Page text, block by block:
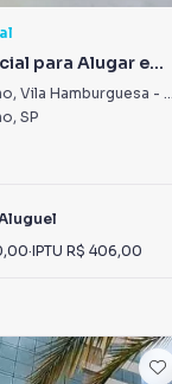
para Alugar em
- Parque Villa
, Vila Hamburguesa - Parque Villa Lobos
, SP
·IPTU R$ 406,00